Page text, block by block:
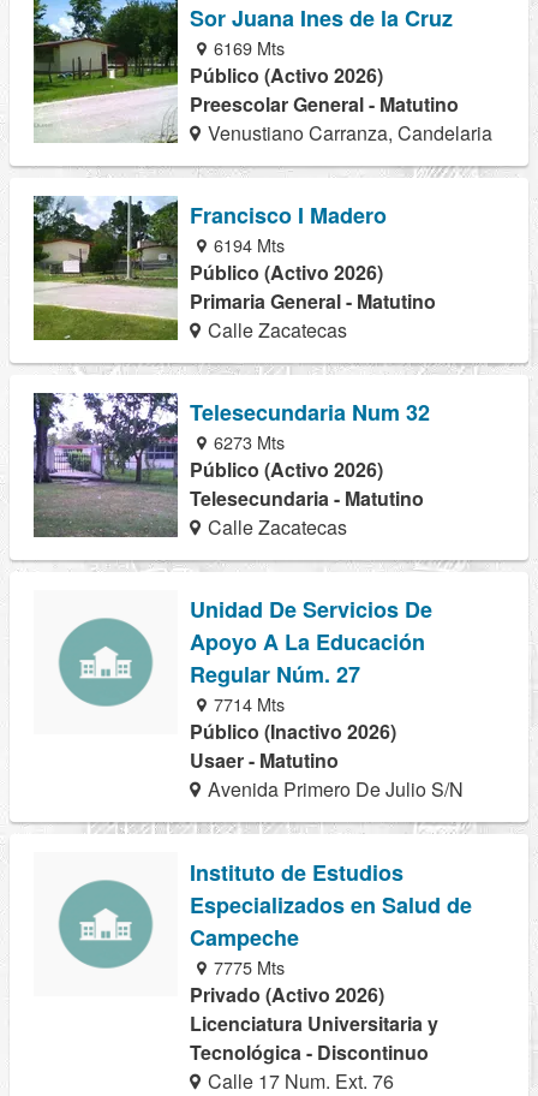
Sor Juana Ines de la Cruz
6169 Mts
Público (Activo 2026)
Preescolar General - Matutino
Venustiano Carranza, Candelaria
Francisco I Madero
6194 Mts
Público (Activo 2026)
Primaria General - Matutino
Calle Zacatecas
Telesecundaria Num 32
6273 Mts
Público (Activo 2026)
Telesecundaria - Matutino
Calle Zacatecas
Unidad De Servicios De
Apoyo A La Educación
Regular Núm. 27
7714 Mts
Público (Inactivo 2026)
Usaer - Matutino
Avenida Primero De Julio S/N
Instituto de Estudios
Especializados en Salud de
Campeche
7775 Mts
Privado (Activo 2026)
Licenciatura Universitaria y
Tecnológica - Discontinuo
Calle 17 Num. Ext. 76